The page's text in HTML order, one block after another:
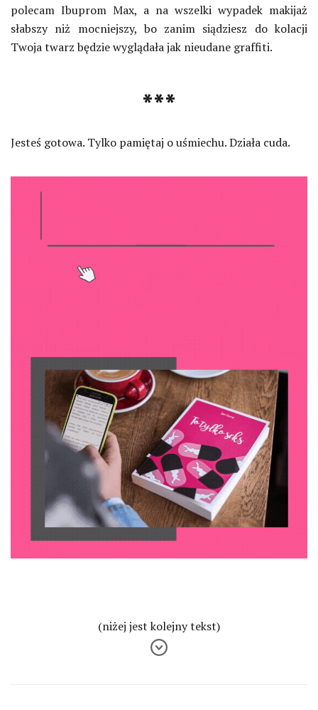
polecam Ibuprom Max, a na wszelki wypadek makijaż
słabszy niż mocniejszy, bo zanim siądziesz do kolacji
Twoja twarz będzie wyglądała jak nieudane graffiti.
***
Jesteś gotowa. Tylko pamiętaj o uśmiechu. Działa cuda.
(niżej jest kolejny tekst)